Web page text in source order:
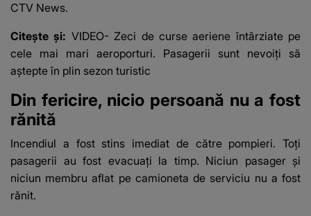
CTV News.
Citește și: VIDEO- Zeci de curse aeriene întârziate pe
cele mai mari aeroporturi. Pasagerii sunt nevoiți să
aștepte în plin sezon turistic
Din fericire, nicio persoană nu a fost
rănită
Incendiul a fost stins imediat de către pompieri. Toți
pasagerii au fost evacuați la timp. Niciun pasager și
niciun membru aflat pe camioneta de serviciu nu a fost
rănit.